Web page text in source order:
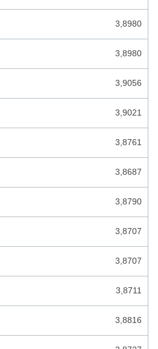
COSTA RICAANSE COLON
CUBAANSE PESO CONVERTIBLE
DOMINICAANSE PESO
ESTONISCHE KROON
3,8980
3,8980
3,9056
3,9021
3,8761
3,8687
3,8790
3,8707
3,8707
3,8711
3,8816